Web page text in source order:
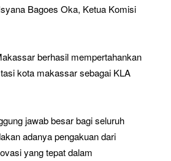
Bagoes Oka, Ketua Komisi
berhasil mempertahankan
kota makassar sebagai KLA
jawab besar bagi seluruh
adanya pengakuan dari
yang tepat dalam